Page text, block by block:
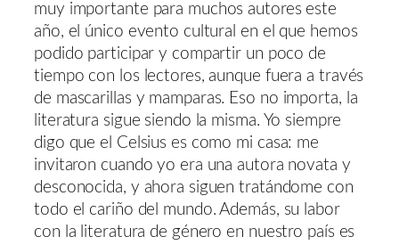
muy importante para muchos autores este
año, el único evento cultural en el que hemos
podido participar y compartir un poco de
tiempo con los lectores, aunque fuera a través
de mascarillas y mamparas. Eso no importa, la
literatura sigue siendo la misma. Yo siempre
digo que el Celsius es como mi casa: me
invitaron cuando yo era una autora novata y
desconocida, y ahora siguen tratándome con
todo el cariño del mundo. Además, su labor
con la literatura de género en nuestro país es